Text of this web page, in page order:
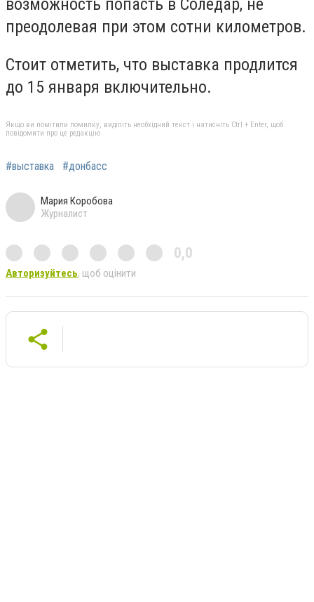
возможность попасть в Соледар, не
преодолевая при этом сотни километров.
Стоит отметить, что выставка продлится
до 15 января включительно.
Якщо ви помітили помилку, виділіть необхідний текст і натисніть Ctrl + Enter, щоб
повідомити про це редакцію
#выставка #донбасс
Мария Коробова
Журналист
0,0
Авторизуйтесь, щоб оцінити